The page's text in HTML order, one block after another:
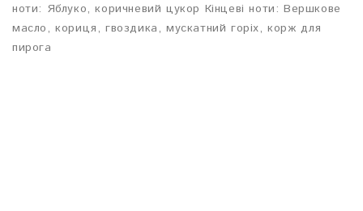
ноти: Яблуко, коричневий цукор Кінцеві ноти: Вершкове
масло, кориця, гвоздика, мускатний горіх, корж для
пирога